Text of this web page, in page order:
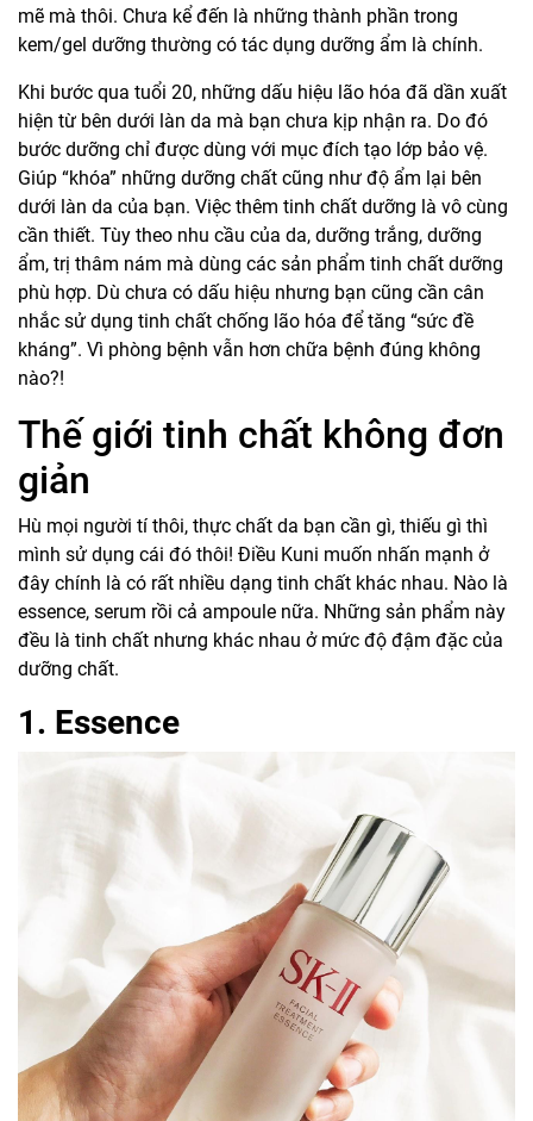
mẽ mà thôi. Chưa kể đến là những thành phần trong
kem/gel dưỡng thường có tác dụng dưỡng ẩm là chính.
Khi bước qua tuổi 20, những dấu hiệu lão hóa đã dần xuất
hiện từ bên dưới làn da mà bạn chưa kịp nhận ra. Do đó
bước dưỡng chỉ được dùng với mục đích tạo lớp bảo vệ.
Giúp “khóa” những dưỡng chất cũng như độ ẩm lại bên
dưới làn da của bạn. Việc thêm tinh chất dưỡng là vô cùng
cần thiết. Tùy theo nhu cầu của da, dưỡng trắng, dưỡng
ẩm, trị thâm nám mà dùng các sản phẩm tinh chất dưỡng
phù hợp. Dù chưa có dấu hiệu nhưng bạn cũng cần cân
nhắc sử dụng tinh chất chống lão hóa để tăng “sức đề
kháng”. Vì phòng bệnh vẫn hơn chữa bệnh đúng không
nào?!
Thế giới tinh chất không đơn
giản
Hù mọi người tí thôi, thực chất da bạn cần gì, thiếu gì thì
mình sử dụng cái đó thôi! Điều Kuni muốn nhấn mạnh ở
đây chính là có rất nhiều dạng tinh chất khác nhau. Nào là
essence, serum rồi cả ampoule nữa. Những sản phẩm này
đều là tinh chất nhưng khác nhau ở mức độ đậm đặc của
dưỡng chất.
1. Essence